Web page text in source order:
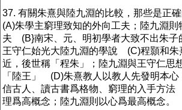
37. 有關朱熹與陸九淵的比較，那些是正確
(A)朱學主窮理致知的外向工夫；陸九淵則
夫 (B}南宋、元、明初學者大致不出朱子
王守仁始光大陸九淵的學說 (C)程顥和朱
近，後世稱「程朱」；陸九淵與王守仁思
「陸王」 (D)朱熹教人以教人先發明本心
信古人、讀古書爲格物、窮理的入手方
理爲高概念；陸九淵則以心爲最高概念。